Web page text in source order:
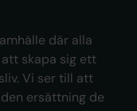
där alla
skapa sig ett
Vi ser till att
ersättning de